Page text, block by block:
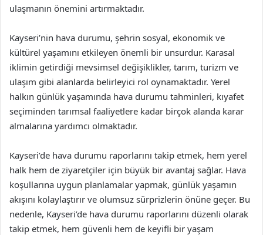
ulaşmanın önemini artırmaktadır.
Kayseri’nin hava durumu, şehrin sosyal, ekonomik ve
kültürel yaşamını etkileyen önemli bir unsurdur. Karasal
iklimin getirdiği mevsimsel değişiklikler, tarım, turizm ve
ulaşım gibi alanlarda belirleyici rol oynamaktadır. Yerel
halkın günlük yaşamında hava durumu tahminleri, kıyafet
seçiminden tarımsal faaliyetlere kadar birçok alanda karar
almalarına yardımcı olmaktadır.
Kayseri’de hava durumu raporlarını takip etmek, hem yerel
halk hem de ziyaretçiler için büyük bir avantaj sağlar. Hava
koşullarına uygun planlamalar yapmak, günlük yaşamın
akışını kolaylaştırır ve olumsuz sürprizlerin önüne geçer. Bu
nedenle, Kayseri’de hava durumu raporlarını düzenli olarak
takip etmek, hem güvenli hem de keyifli bir yaşam